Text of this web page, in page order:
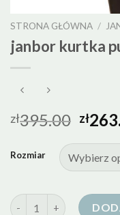
STRONA GŁÓWNA /
janbor kurtka
zł395.00 zł
Rozmiar
ilość janbor kurtka